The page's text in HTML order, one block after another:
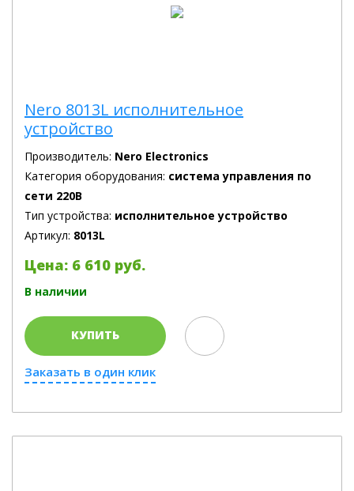
Nero 8013L исполнительное
устройство
Производитель: Nero Electronics
Категория оборудования: система управления по
сети 220В
Тип устройства: исполнительное устройство
Артикул: 8013L
Цена: 6 610 руб.
В наличии
КУПИТЬ
Заказать в один клик